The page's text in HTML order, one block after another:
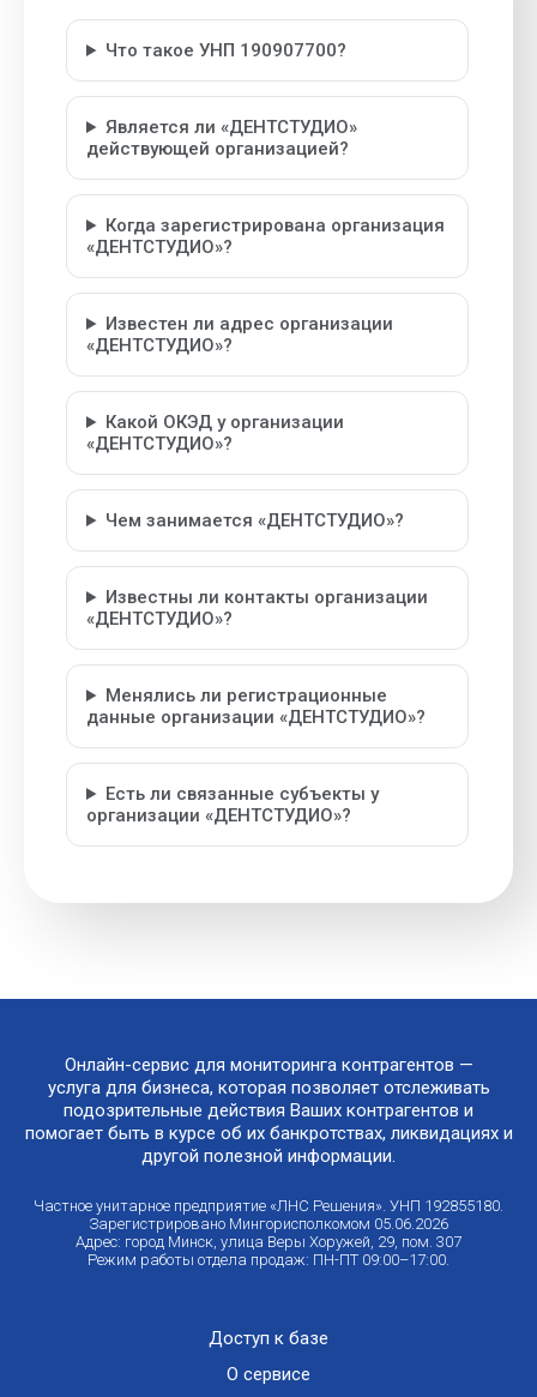
Что такое УНП 190907700?
Является ли «ДЕНТСТУДИО»
действующей организацией?
Когда зарегистрирована организация
«ДЕНТСТУДИО»?
Известен ли адрес организации
«ДЕНТСТУДИО»?
Какой ОКЭД у организации
«ДЕНТСТУДИО»?
Чем занимается «ДЕНТСТУДИО»?
Известны ли контакты организации
«ДЕНТСТУДИО»?
Менялись ли регистрационные
данные организации «ДЕНТСТУДИО»?
Есть ли связанные субъекты у
организации «ДЕНТСТУДИО»?
Онлайн-сервис для мониторинга контрагентов —
услуга для бизнеса, которая позволяет отслеживать
подозрительные действия Ваших контрагентов и
помогает быть в курсе об их банкротствах, ликвидациях и
другой полезной информации.
Частное унитарное предприятие «ЛНС Решения». УНП 192855180.
Зарегистрировано Мингорисполкомом 05.06.2026
Адрес: город Минск, улица Веры Хоружей, 29, пом. 307
Режим работы отдела продаж: ПН-ПТ 09:00–17:00.
Доступ к базе
О сервисе